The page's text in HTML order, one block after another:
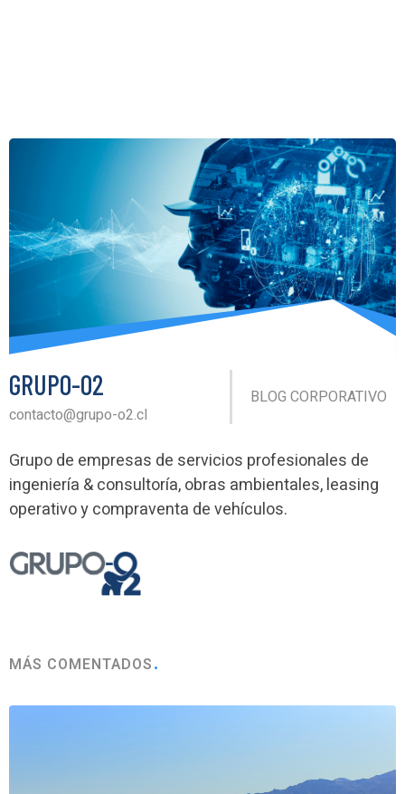
GRUPO-O2
contacto@grupo-o2.cl
BLOG CORPORATIVO
Grupo de empresas de servicios profesionales de
ingeniería & consultoría, obras ambientales, leasing
operativo y compraventa de vehículos.
MÁS COMENTADOS